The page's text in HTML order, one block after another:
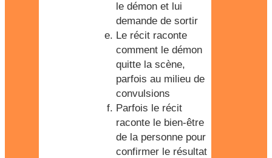
le démon et lui
demande de sortir
Le récit raconte
comment le démon
quitte la scène,
parfois au milieu de
convulsions
Parfois le récit
raconte le bien-être
de la personne pour
confirmer le résultat